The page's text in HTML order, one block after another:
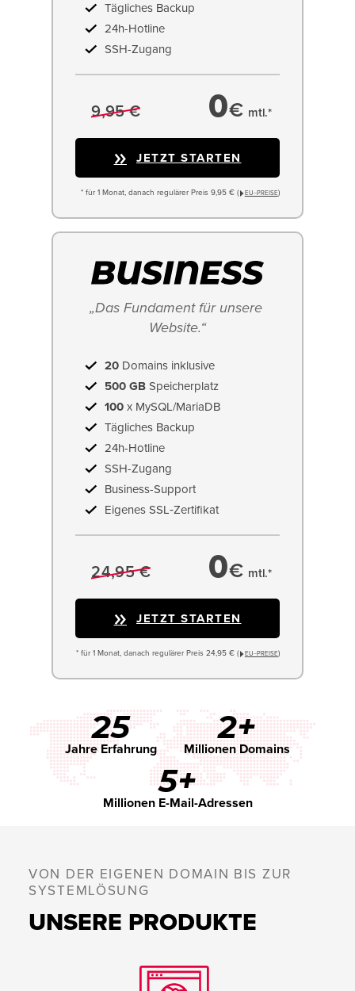
Tägliches Backup
24h-Hotline
SSH-Zugang
9,95 € 0€ mtl.*
JETZT STARTEN
* für 1 Monat, danach regulärer Preis 9,95 € ( EU−PREISE)
„Das Fundament für unsere
Website.“
20 Domains inklusive
500 GB Speicherplatz
100 x MySQL/MariaDB
Tägliches Backup
24h-Hotline
SSH-Zugang
Business-Support
Eigenes SSL‑Zertifikat
24,95 € 0€ mtl.*
JETZT STARTEN
* für 1 Monat, danach regulärer Preis 24,95 € ( EU−PREISE)
25
Jahre Erfahrung
2+
Millionen Domains
5+
Millionen E-Mail-Adressen
VON DER EIGENEN DOMAIN BIS ZUR
SYSTEMLÖSUNG
UNSERE PRODUKTE